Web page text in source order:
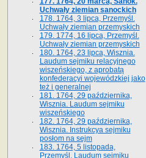
Uchwały ziemian sanockich
178. 1764, 3 lipca, Przemyśl.
Uchwały ziemian przemyskich
179. 1774, 16 lipca, Przemyśl.
Uchwały ziemian przemyskich
180. 1764, 23 lipca, Wisznia.
Laudum sejmiku relacyjnego
wiszeńskiego, z aprobatą
konfederacyi wojewódzkiej jako
też i generalnej
181. 1764, 29 października,
Wisznia. Laudum sejmiku
wiszeńskiego
182. 1764, 29 października,
Wisznia. Instrukcya sejmiku
posłom na sejm
183. 1764, 5 listopada,
Przemyśl. Laudum sejmiku